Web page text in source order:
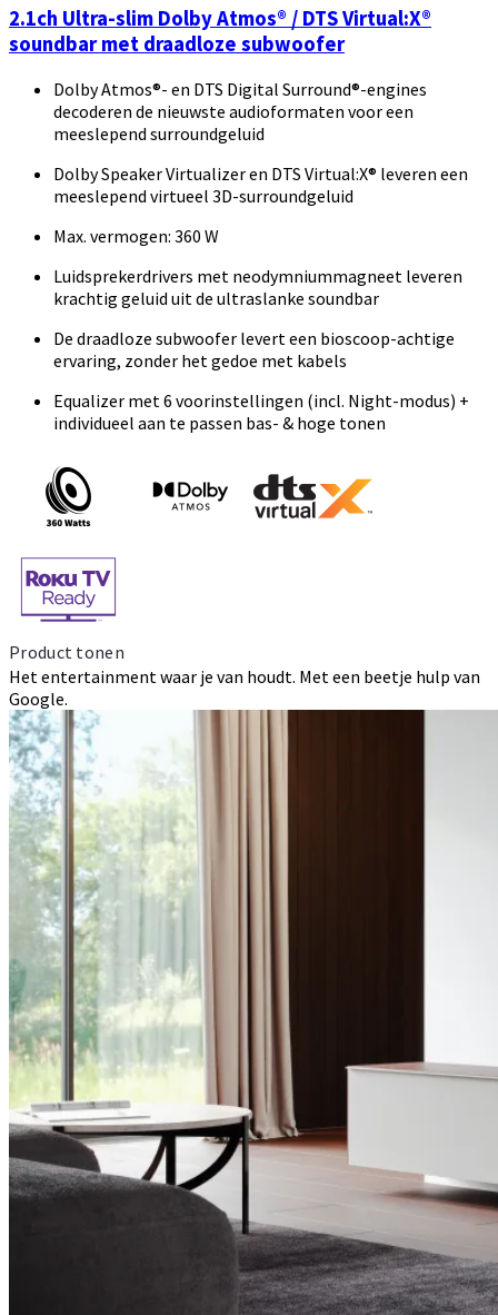
2.1ch Ultra-slim Dolby Atmos® / DTS Virtual:X®
soundbar met draadloze subwoofer
Dolby Atmos®- en DTS Digital Surround®-engines
decoderen de nieuwste audioformaten voor een
meeslepend surroundgeluid
Dolby Speaker Virtualizer en DTS Virtual:X® leveren een
meeslepend virtueel 3D-surroundgeluid
Max. vermogen: 360 W
Luidsprekerdrivers met neodymniummagneet leveren
krachtig geluid uit de ultraslanke soundbar
De draadloze subwoofer levert een bioscoop-achtige
ervaring, zonder het gedoe met kabels
Equalizer met 6 voorinstellingen (incl. Night-modus) +
individueel aan te passen bas- & hoge tonen
Product tonen
Het entertainment waar je van houdt. Met een beetje hulp van
Google.